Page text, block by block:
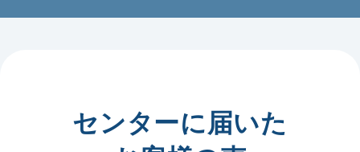
京急大師線／港町駅・鈴木町駅・川崎大師駅・東門前
境町・桜本・塩浜・下並木・昭和・大師駅前・大師
町・台町・出来野・殿町・中島・中瀬・
浜町・東田町・東門前・日ノ出・藤崎・富士見・元
センターに届いた